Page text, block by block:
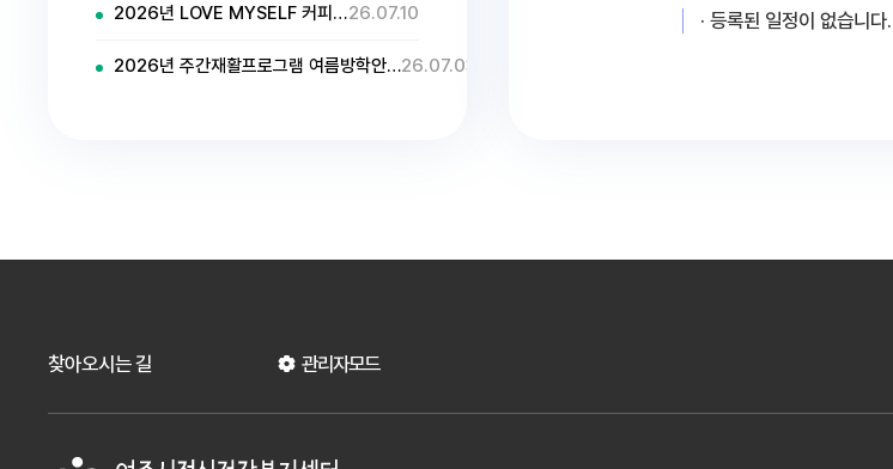
2026년 LOVE MYSELF 커피…26.07.10
2026년 주간재활프로그램 여름방학안…26.07.03
· 등록된 일정이 없습니다.
찾아오시는 길 관리자모드